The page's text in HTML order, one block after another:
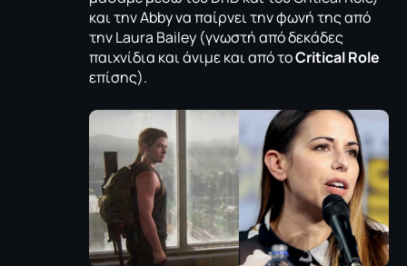
και την Abby να παίρνει την φωνή της από
την Laura Βailey (γνωστή από δεκάδες
παιχνίδια και άνιμε και από τοCritical Role
επίσης).